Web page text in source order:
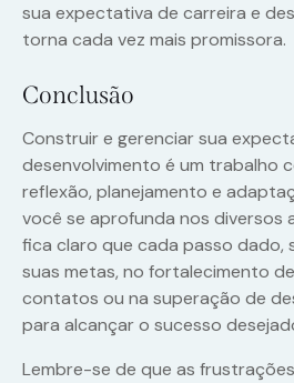
sua expectativa de carreira e
torna cada vez mais promissora.
Conclusão
Construir e gerenciar sua
desenvolvimento é um trabalho
reflexão, planejamento e
você se aprofunda nos diversos
fica claro que cada passo dado,
suas metas, no fortalecimento
contatos ou na superação de
para alcançar o sucesso
Lembre-se de que as